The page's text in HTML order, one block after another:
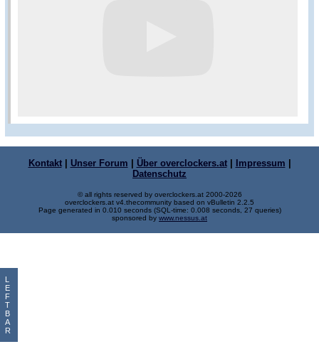
L
E
F
T
B
A
R
Kontakt| Unser Forum Über overclockers.at| Impressum
Datenschutz
© all rights reserved by overclockers.at 2000-2026
overclockers.at v4.thecommunity based on vBulletin 2.2.5
Page generated in 0.010 seconds (SQL-time: 0.008 seconds, 27 queries)
sponsored by www.nessus.at